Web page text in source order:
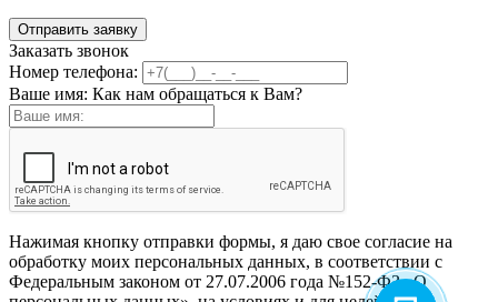
Заказать звонок
Номер телефона:
Ваше имя: Как нам обращаться к Вам?
Нажимая кнопку отправки формы, я даю свое согласие на
обработку моих персональных данных, в соответствии с
Федеральным законом от 27.07.2006 года №152-ФЗ «О